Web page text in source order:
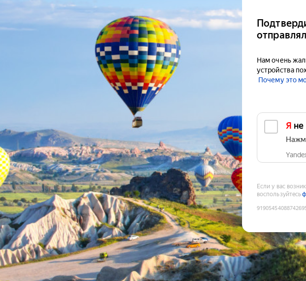
Нам очень
устройства
Почему это
Я
Если у вас
воспользуйтесь